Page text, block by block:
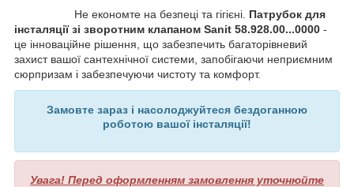
Не економте на безпеці та гігієні. Патрубок для
інсталяції зі зворотним клапаном Sanit 58.928.00...0000 -
це інноваційне рішення, що забезпечить багаторівневий
захист вашої сантехнічної системи, запобігаючи неприємним
сюрпризам і забезпечуючи чистоту та комфорт.
Замовте зараз і насолоджуйтеся бездоганною
роботою вашої інсталяції!
Увага! Перед оформленням замовлення уточнюйте